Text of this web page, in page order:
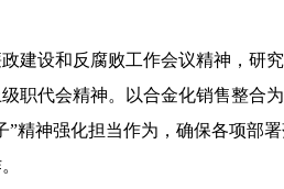
建设和反腐败工作会议精神，研
职代会精神。以合金化销售整合
精神强化担当作为，确保各项部